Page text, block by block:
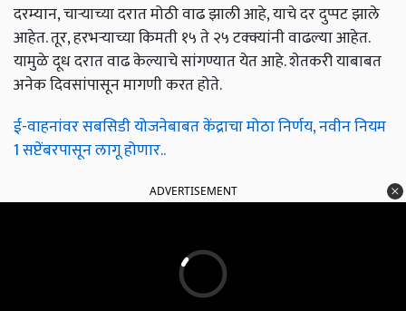
दरम्यान, चाऱ्याच्या दरात मोठी वाढ झाली आहे, याचे दर दुप्पट झाले
आहेत. तूर, हरभऱ्याच्या किमती १५ ते २५ टक्क्यांनी वाढल्या आहेत.
यामुळे दूध दरात वाढ केल्याचे सांगण्यात येत आहे. शेतकरी याबाबत
अनेक दिवसांपासून मागणी करत होते.
ई-वाहनांवर सबसिडी योजनेबाबत केंद्राचा मोठा निर्णय, नवीन नियम
1 सप्टेंबरपासून लागू होणार..
ADVERTISEMENT